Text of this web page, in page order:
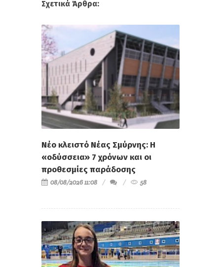
Σχετικά Άρθρα:
Νέο κλειστό Νέας Σμύρνης: Η
«οδύσσεια» 7 χρόνων και οι
προθεσμίες παράδοσης
08/08/2026 11:08 58